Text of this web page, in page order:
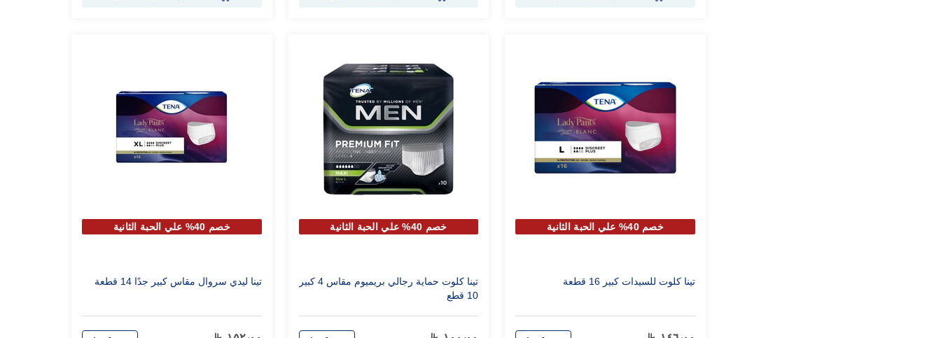
خصم 40% علي الحبة الثانية
تينا كلوت للسيدات كبير 16 قطعة
خصم 40% علي الحبة الثانية
تينا كلوت حماية رجالي بريميوم مقاس 4 كبير
10 قطع
خصم 40% علي الحبة الثانية
تينا ليدي سروال مقاس كبير جدًا 14 قطعة